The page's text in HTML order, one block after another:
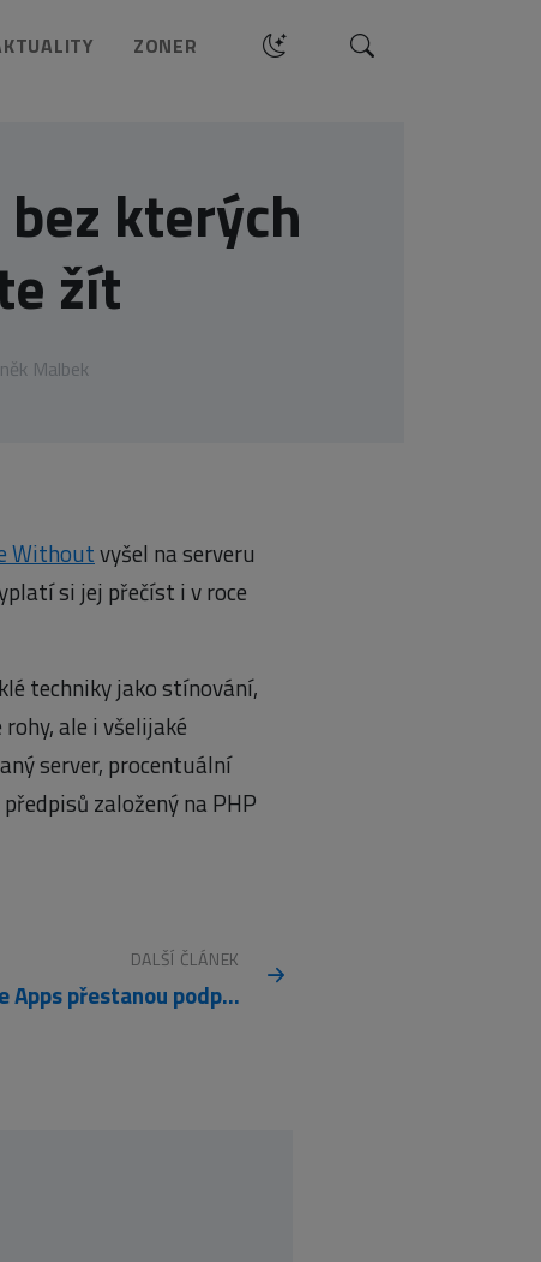
ZONER Hledat
kterých
žít
Malbek
Withoutvyšel na serveru
si jej přečíst i v roce
techniky jako stínování,
ale i všelijaké
server, procentuální
založený na PHP
DALŠÍ ČLÁNEK
Google Apps přestanou podporovat IE 6